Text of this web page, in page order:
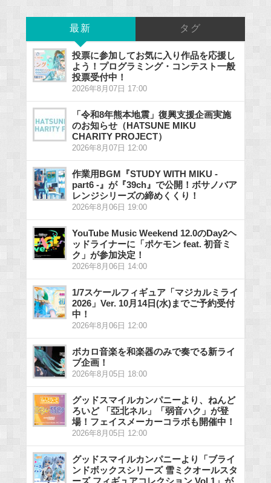
最新 タグ
投票に参加してお気に入り作品を応援し
よう！プログラミング・コンテスト一般
投票受付中！
2026年8月07日 17:00
「令和8年熊本地震」復興支援企画実施
のお知らせ（HATSUNE MIKU
CHARITY PROJECT）
2026年8月07日 12:00
作業用BGM『STUDY WITH MIKU -
part6 -』が『39ch』で公開！ボサノバア
レンジシリーズの締めくくり！
2026年8月06日 19:00
YouTube Music Weekend 12.0のDay2ヘ
ッドライナーに「ポケモン feat. 初音ミ
ク」が参加決定！
2026年8月06日 14:00
1/7スケールフィギュア「マジカルミライ
2026」Ver. 10月14日(水)までご予約受付
中！
2026年8月06日 12:00
ボカロ音楽を和楽器のみで奏でる新ライ
ブ企画！
2026年8月05日 18:00
グッドスマイルカンパニーより、ねんど
ろいど 「亞北ネル」「弱音ハク」が登
場！フェイスメーカーコラボも開催中！
2026年8月05日 12:00
グッドスマイルカンパニーより「ブライ
ンドボックスシリーズ 雪ミクオールスタ
ーズ フィギュアコレクション Vol.1」が